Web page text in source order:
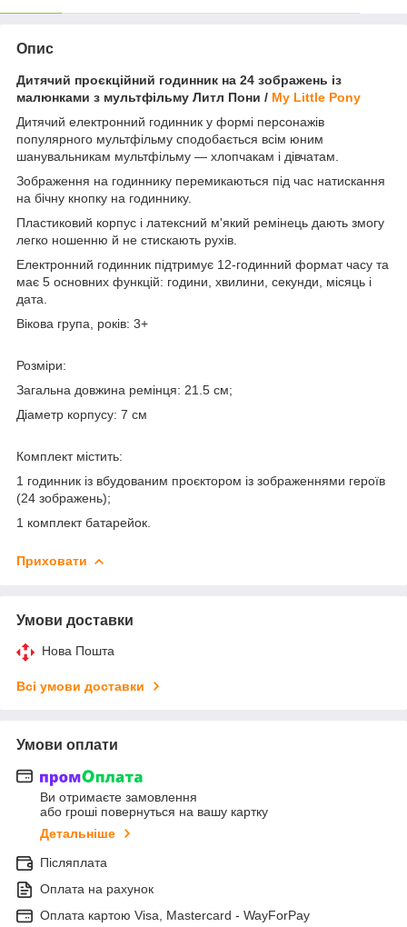
Опис
Дитячий проєкційний годинник на 24 зображень із
малюнками з мультфільму Литл Пони / My Little Pony
Дитячий електронний годинник у формі персонажів
популярного мультфільму сподобається всім юним
шанувальникам мультфільму — хлопчакам і дівчатам.
Зображення на годиннику перемикаються під час натискання
на бічну кнопку на годиннику.
Пластиковий корпус і латексний м'який ремінець дають змогу
легко ношенню й не стискають рухів.
Електронний годинник підтримує 12-годинний формат часу та
має 5 основних функцій: години, хвилини, секунди, місяць і
дата.
Вікова група, років: 3+
Розміри:
Загальна довжина ремінця: 21.5 см;
Діаметр корпусу: 7 см
Комплект містить:
1 годинник із вбудованим проєктором із зображеннями героїв
(24 зображень);
1 комплект батарейок.
Приховати
Умови доставки
Нова Пошта
Всі умови доставки
Умови оплати
Ви отримаєте замовлення
або гроші повернуться на вашу картку
Детальніше
Післяплата
Оплата на рахунок
Оплата картою Visa, Mastercard - WayForPay